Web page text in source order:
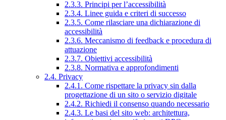
2.3.3. Principi per l’accessibilità
2.3.4. Linee guida e criteri di successo
2.3.5. Come rilasciare una dichiarazione di
accessibilità
2.3.6. Meccanismo di feedback e procedura di
attuazione
2.3.7. Obiettivi accessibilità
2.3.8. Normativa e approfondimenti
2.4. Privacy
2.4.1. Come rispettare la privacy sin dalla
progettazione di un sito o servizio digitale
2.4.2. Richiedi il consenso quando necessario
2.4.3. Le basi del sito web: architettura,